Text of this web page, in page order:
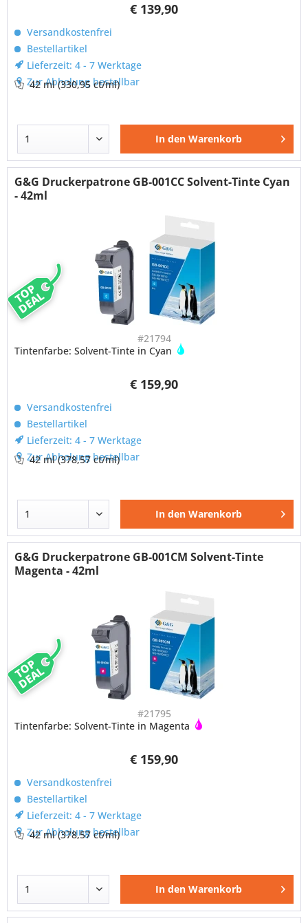
€ 139,90
Versandkostenfrei
Bestellartikel
Lieferzeit: 4 - 7 Werktage
Zur Abholung bestellbar
42 ml(330,95 ct/ml)
In den Warenkorb
TOP
DEAL
G&G Druckerpatrone GB-001CC Solvent-Tinte Cyan
- 42ml
#21794
€ 159,90
Tintenfarbe: Solvent-Tinte in Cyan
Versandkostenfrei
Bestellartikel
Lieferzeit: 4 - 7 Werktage
Zur Abholung bestellbar
42 ml(378,57 ct/ml)
In den Warenkorb
TOP
DEAL
G&G Druckerpatrone GB-001CM Solvent-Tinte
Magenta - 42ml
#21795
€ 159,90
Tintenfarbe: Solvent-Tinte in Magenta
Versandkostenfrei
Bestellartikel
Lieferzeit: 4 - 7 Werktage
Zur Abholung bestellbar
42 ml(378,57 ct/ml)
In den Warenkorb